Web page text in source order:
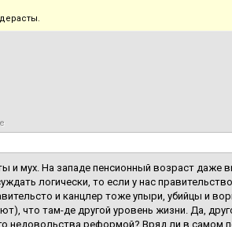
и мух. На западе пенсионный возраст даже
логически, то если у нас
и канцлер тоже упыри, убийцы и
что там-де другой уровень жизни. Да,
недовольства реформой? Вряд ли в самом